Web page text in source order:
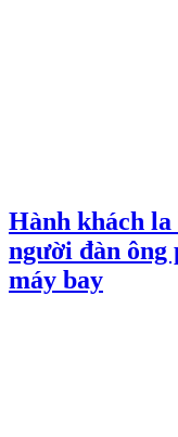
Hành khách
người đàn ông
máy bay